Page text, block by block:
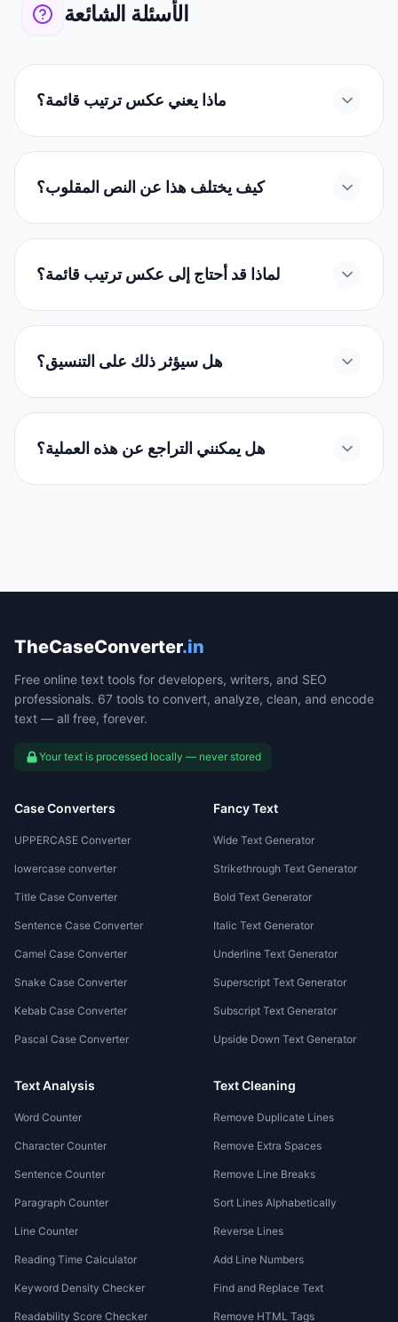
الأسئلة الشائعة
ماذا يعني عكس ترتيب قائمة؟
كيف يختلف هذا عن النص المقلوب؟
لماذا قد أحتاج إلى عكس ترتيب قائمة؟
هل سيؤثر ذلك على التنسيق؟
هل يمكنني التراجع عن هذه العملية؟
TheCaseConverter.in
Free online text tools for developers, writers, and SEO
professionals. 67 tools to convert, analyze, clean, and encode
text — all free, forever.
Your text is processed locally — never stored
Case Converters
UPPERCASE Converter
lowercase converter
Title Case Converter
Sentence Case Converter
Camel Case Converter
Snake Case Converter
Kebab Case Converter
Pascal Case Converter
Fancy Text
Wide Text Generator
Strikethrough Text Generator
Bold Text Generator
Italic Text Generator
Underline Text Generator
Superscript Text Generator
Subscript Text Generator
Upside Down Text Generator
Text Analysis
Word Counter
Character Counter
Sentence Counter
Paragraph Counter
Line Counter
Reading Time Calculator
Keyword Density Checker
Readability Score Checker
Text Cleaning
Remove Duplicate Lines
Remove Extra Spaces
Remove Line Breaks
Sort Lines Alphabetically
Reverse Lines
Add Line Numbers
Find and Replace Text
Remove HTML Tags